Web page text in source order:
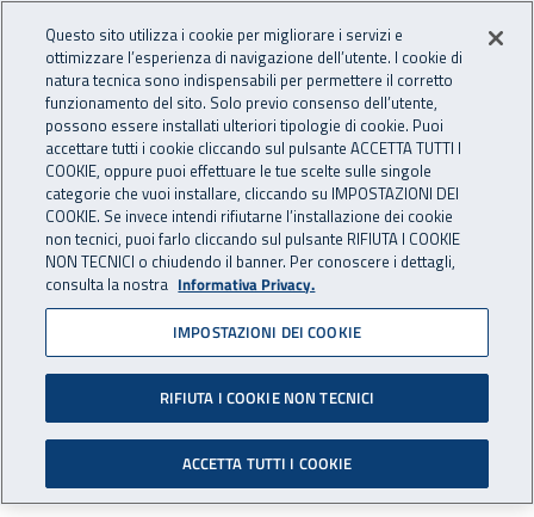
INAIL - Istituto Nazionale
Apri cerca
Navigazione principale
Navigazione - Ti trovi in:
Home Inail comunica Avvisi
Agenzia di Sora (FR) –
chiusura presidio medico
legale
Dal 1° giugno 2018, l’Agenzia di Sora (FR) non
effettuerà il servizio di presidio medico legale.
Questo sito utilizza i cookie per migliorare i servizi e
ottimizzare l’esperienza di navigazione dell’utente. I cookie di
natura tecnica sono indispensabili per permettere il corretto
funzionamento del sito. Solo previo consenso dell’utente,
possono essere installati ulteriori tipologie di cookie. Puoi
accettare tutti i cookie cliccando sul pulsante ACCETTA TUTTI I
COOKIE, oppure puoi effettuare le tue scelte sulle singole
categorie che vuoi installare, cliccando su IMPOSTAZIONI DEI
COOKIE. Se invece intendi rifiutarne l’installazione dei cookie
non tecnici, puoi farlo cliccando sul pulsante RIFIUTA I COOKIE
NON TECNICI o chiudendo il banner. Per conoscere i dettagli,
consulta la nostra Informativa Privacy.
IMPOSTAZIONI DEI COOKIE
RIFIUTA I COOKIE NON TECNICI
ACCETTA TUTTI I COOKIE